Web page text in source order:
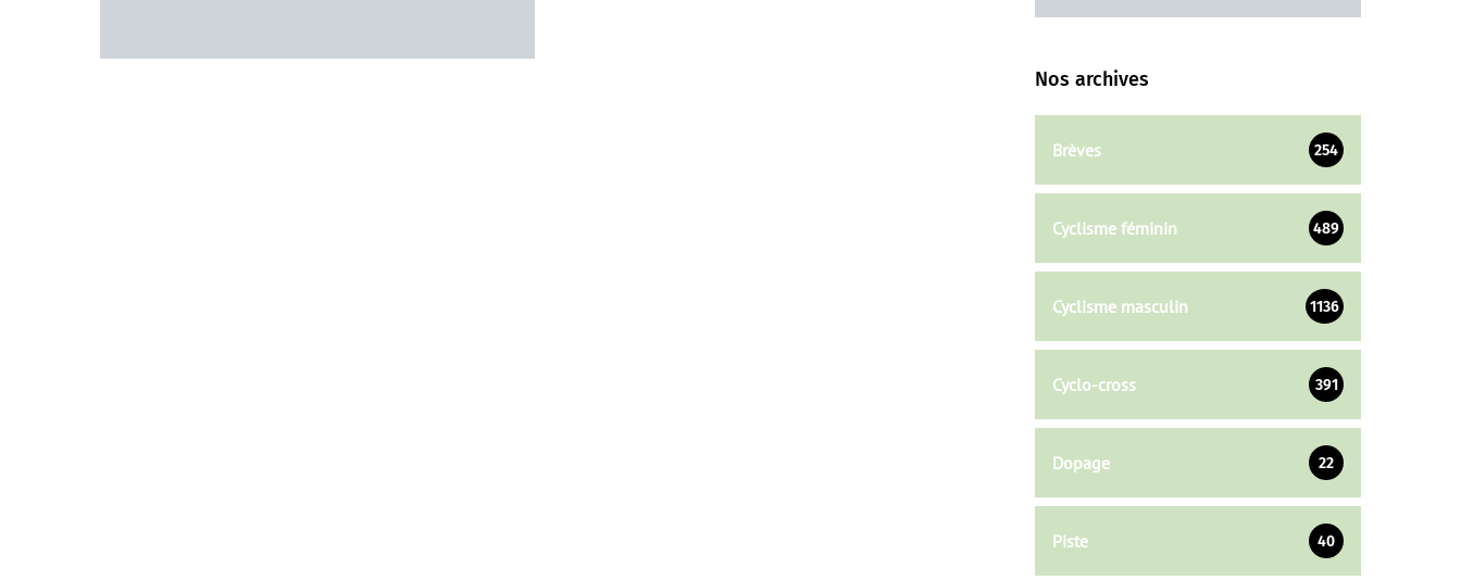
Nos archives
Brèves 254
Cyclisme féminin 489
Cyclisme masculin 1136
Cyclo-cross 391
Dopage 22
Piste 40